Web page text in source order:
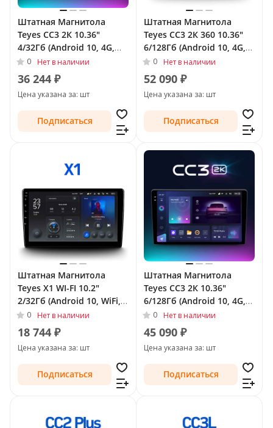
Штатная Магнитола
Teyes CC3 2К 10.36"
4/32Гб (Android 10, 4G,
DSP, QLed) для Nissan
Sunny N17 Рестайлинг
2014 - Тип-F2 (правый
руль)
0 Нет в наличии
36 244 ₽
Цена указана за: шт
Подписаться
Штатная Магнитола
Teyes CC3 2К 360 10.36"
6/128Гб (Android 10, 4G,
DSP, QLed) - круговой
обзор для Nissan Sunny
N17 Рестайлинг 2014 -
0 Нет в наличии
52 090 ₽
Цена указана за: шт
Подписаться
Штатная Магнитола
Teyes X1 WI-FI 10.2"
2/32Гб (Android 10, WiFi,
DSP, IPS) для Nissan
Sunny N17 Рестайлинг
2014 - Тип-F1 (левый
руль)
0 Нет в наличии
18 744 ₽
Цена указана за: шт
Подписаться
Штатная Магнитола
Teyes CC3 2К 10.36"
6/128Гб (Android 10, 4G,
DSP, QLed) для Nissan
Sunny N17 Рестайлинг
2014 -
0 Нет в наличии
45 090 ₽
Цена указана за: шт
Подписаться